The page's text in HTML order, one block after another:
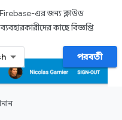
এর জন্য ক্লাউড
কাছে বিজ্ঞপ্তি
পরবর্তী